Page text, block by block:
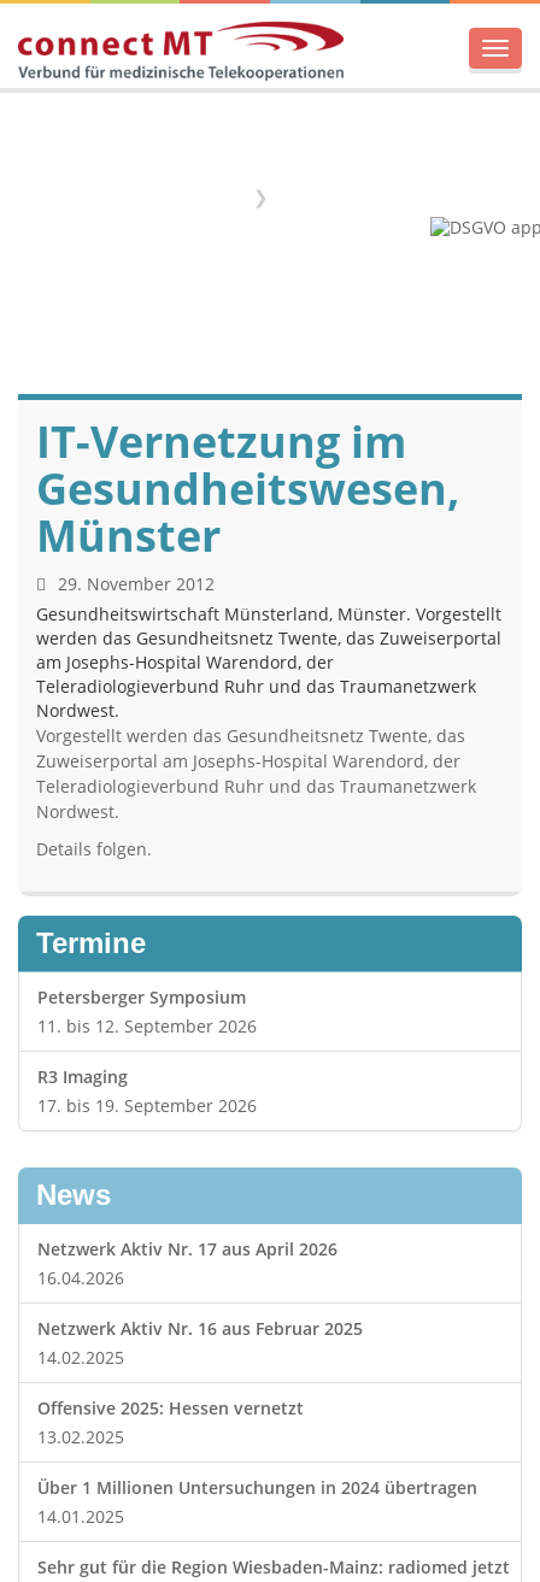
Menü
IT-Vernetzung im
Gesundheitswesen,
Münster
29. November 2012
Gesundheitswirtschaft Münsterland, Münster. Vorgestellt
werden das Gesundheitsnetz Twente, das Zuweiserportal
am Josephs-Hospital Warendord, der
Teleradiologieverbund Ruhr und das Traumanetzwerk
Nordwest.
Vorgestellt werden das Gesundheitsnetz Twente, das
Zuweiserportal am Josephs-Hospital Warendord, der
Teleradiologieverbund Ruhr und das Traumanetzwerk
Nordwest.
Details folgen.
Termine
Petersberger Symposium
11. bis 12. September 2026
R3 Imaging
17. bis 19. September 2026
News
Netzwerk Aktiv Nr. 17 aus April 2026
16.04.2026
Netzwerk Aktiv Nr. 16 aus Februar 2025
14.02.2025
Offensive 2025: Hessen vernetzt
13.02.2025
Über 1 Millionen Untersuchungen in 2024 übertragen
14.01.2025
Sehr gut für die Region Wiesbaden-Mainz: radiomed jetzt